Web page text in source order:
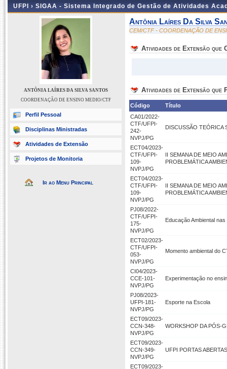
UFPI › SIGAA - Sistema Integrado de Gestão de Atividades
ANTÔNIA LAÍRES DA SILVA SANTOS
COORDENAÇÃO DE ENSINO MEDIO/CTF
Perfil Pessoal
Disciplinas Ministradas
Atividades de Extensão
Projetos de Monitoria
Ir ao Menu Principal
Antônia Laíres Da Silva
CEM/CTF - COORDENAÇÃO DE
Atividades de Extensão que
Atividades de Extensão que
Código
Título
CA01/2022-
CTF/UFPI-
242-
NVPJ/PG
DISCUSSÃO TEÓRICA
ECT04/2023-
CTF/UFPI-
109-
NVPJ/PG
II SEMANA DE MEIO
PROBLEMÁTICA
ECT04/2023-
CTF/UFPI-
109-
NVPJ/PG
II SEMANA DE MEIO
PROBLEMÁTICA
PJ08/2022-
CTF/UFPI-
175-
NVPJ/PG
Educação Ambiental
ECT02/2023-
CTF/UFPI-
053-
NVPJ/PG
Momento ambiental do
CI04/2023-
CCE-101-
NVPJ/PG
Experimentação no
PJ08/2023-
UFPI-181-
NVPJ/PG
Esporte na Escola
ECT09/2023-
CCN-348-
NVPJ/PG
WORKSHOP DA PÓS-
ECT09/2023-
CCN-349-
NVPJ/PG
UFPI PORTAS ABERTAS
ECT09/2023-